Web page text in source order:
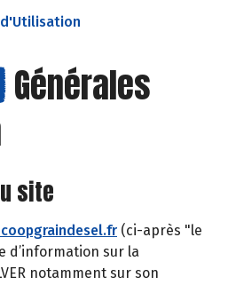
Générales
site
(ci-après "le
d’information sur la
notamment sur son